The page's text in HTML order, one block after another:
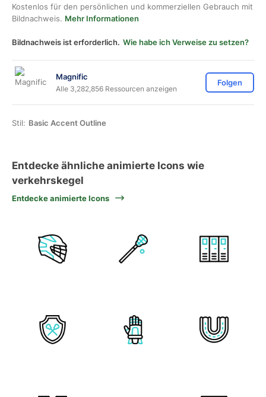
Kostenlos für den persönlichen und kommerziellen Gebrauch mit
Bildnachweis. Mehr Informationen
Bildnachweis ist erforderlich. Wie habe ich Verweise zu setzen?
Magnific
Alle 3,282,856 Ressourcen anzeigen
Folgen
Stil: Basic Accent Outline
Entdecke ähnliche animierte Icons wie
verkehrskegel
Entdecke animierte Icons